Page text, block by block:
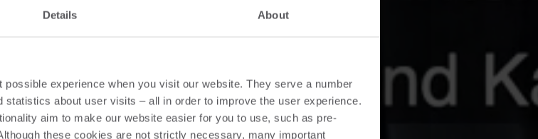
Details About
experience when you visit our website. They serve a number
about user visits – all in order to improve the user experience.
aim to make our website easier for you to use, such as pre-
these cookies are not strictly necessary, many important